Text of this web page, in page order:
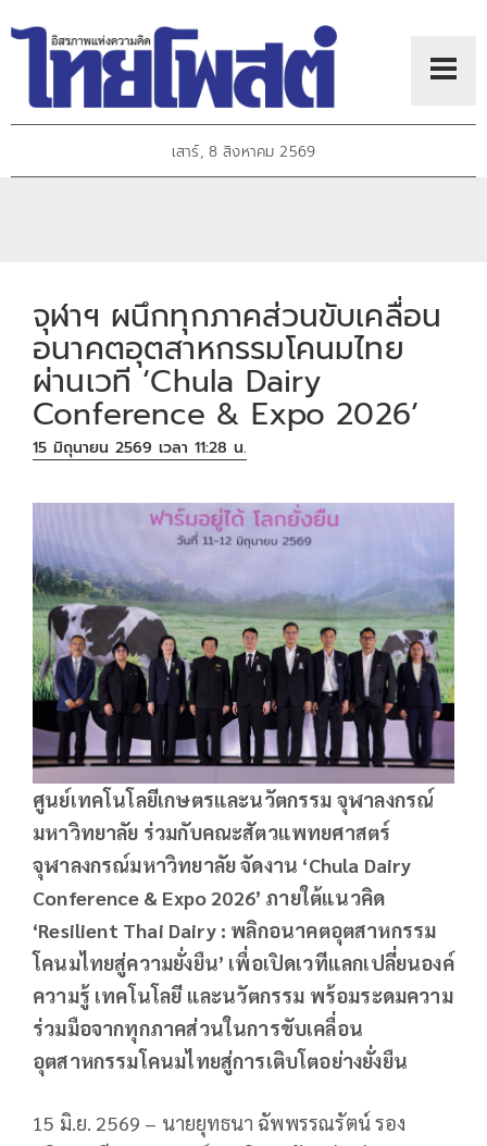
เสาร์, 8 สิงหาคม 2569
จุฬาฯ ผนึกทุกภาคส่วนขับเคลื่อน
อนาคตอุตสาหกรรมโคนมไทย
ผ่านเวที ‘Chula Dairy
Conference & Expo 2026’
15 มิถุนายน 2569 เวลา 11:28 น.
ศูนย์เทคโนโลยีเกษตรและนวัตกรรม จุฬาลงกรณ์
มหาวิทยาลัย ร่วมกับคณะสัตวแพทยศาสตร์
จุฬาลงกรณ์มหาวิทยาลัย จัดงาน ‘Chula Dairy
Conference & Expo 2026’ ภายใต้แนวคิด
‘Resilient Thai Dairy : พลิกอนาคตอุตสาหกรรม
โคนมไทยสู่ความยั่งยืน’ เพื่อเปิดเวทีแลกเปลี่ยนองค์
ความรู้ เทคโนโลยี และนวัตกรรม พร้อมระดมความ
ร่วมมือจากทุกภาคส่วนในการขับเคลื่อน
อุตสาหกรรมโคนมไทยสู่การเติบโตอย่างยั่งยืน
15 มิ.ย. 2569 – นายยุทธนา ฉัพพรรณรัตน์ รอง